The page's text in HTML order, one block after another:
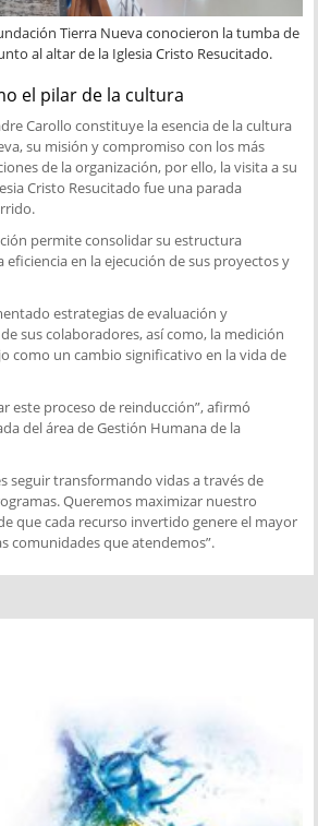
Tierra Nueva conocieron la tumba de
al altar de la Iglesia Cristo Resucitado.
el pilar de la cultura
Carollo constituye la esencia de la cultura
su misión y compromiso con los más
de la organización, por ello, la visita a su
Cristo Resucitado fue una parada
permite consolidar su estructura
en la ejecución de sus proyectos y
estrategias de evaluación y
sus colaboradores, así como, la medición
como un cambio significativo en la vida de
este proceso de reinducción”, afirmó
del área de Gestión Humana de la
seguir transformando vidas a través de
Queremos maximizar nuestro
que cada recurso invertido genere el mayor
comunidades que atendemos”.